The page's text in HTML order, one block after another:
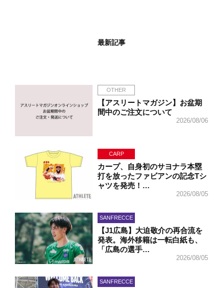
最新記事
OTHER
【アスリートマガジン】お盆期
間中のご注文について
2026/08/06
CARP
カープ、自身初のサヨナラ本塁
打を放ったファビアンの記念Tシ
ャツを発売！…
2026/08/05
SANFRECCE
【J1広島】大迫敬介の再合流を
発表。海外移籍は一転白紙も、
「広島の選手…
2026/08/05
SANFRECCE